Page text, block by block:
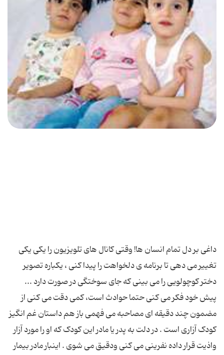
داغی بر دل تمام انسان ها! وقتی کانال های تلویزیون را یکی یکی
تغییر می دهی تا برنامه ی دلخواهت را پیدا کنی ، یکباره تصویر
دختر کوچولویی را می بینی که جای سوختگی در صورت دارد ...
پیش خود فکر می کنی حتما حوادث است، کمی دقت می کنی از
مضمون چند دقیقه ای مصاحبه می فهمی باز هم داستان غم انگیز
کودک آزاری است . در دلت به پدر یا مادر این کودک که او را مورد آزار
واذیت قرار داده نفرینی می کنی ودقیق می شوی . اینبار مادر بیمار